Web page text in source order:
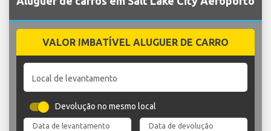
VALOR IMBATÍVEL ALUGUER DE CARRO
Local de levantamento
Devolução no mesmo local
Data de levantamento Data de devolução